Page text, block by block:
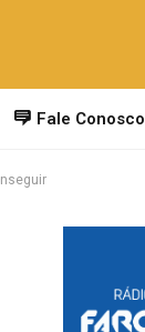
Fale Conosco